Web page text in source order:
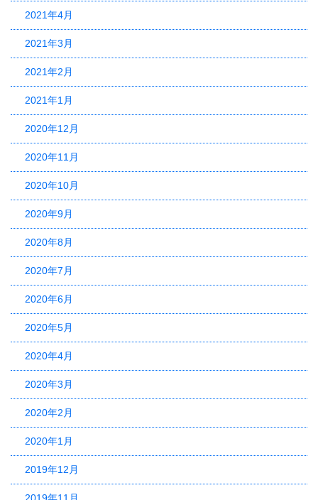
2021年4月
2021年3月
2021年2月
2021年1月
2020年12月
2020年11月
2020年10月
2020年9月
2020年8月
2020年7月
2020年6月
2020年5月
2020年4月
2020年3月
2020年2月
2020年1月
2019年12月